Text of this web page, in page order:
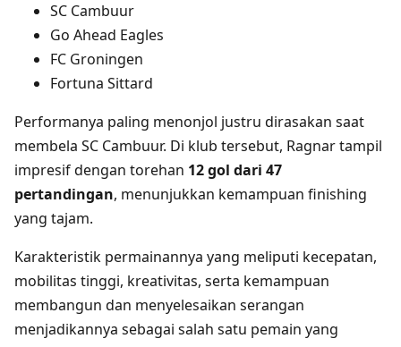
SC Cambuur
Go Ahead Eagles
FC Groningen
Fortuna Sittard
Performanya paling menonjol justru dirasakan saat
membela SC Cambuur. Di klub tersebut, Ragnar tampil
impresif dengan torehan 12 gol dari 47
pertandingan, menunjukkan kemampuan finishing
yang tajam.
Karakteristik permainannya yang meliputi kecepatan,
mobilitas tinggi, kreativitas, serta kemampuan
membangun dan menyelesaikan serangan
menjadikannya sebagai salah satu pemain yang